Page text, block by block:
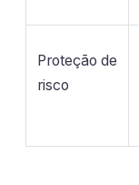
Proteção de
risco